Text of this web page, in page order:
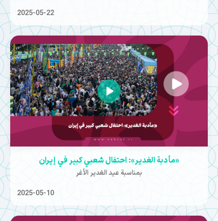
2025-05-22
«مأدبة الغدير»: احتفال شعبي كبير في إيران
بمناسبة عيد الغدير الأغر
2025-05-10